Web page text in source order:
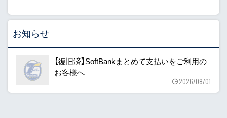
お知らせ
【復旧済】SoftBankまとめて支払いをご利用の
お客様へ
2026/08/01